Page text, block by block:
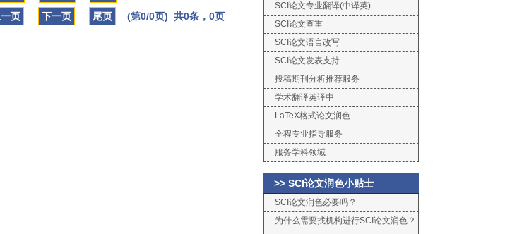
一页 下一页 尾页 (第0/0页) 共0条，0页
SCI论文专业翻译(中译英)
SCI论文查重
SCI论文语言改写
SCI论文发表支持
投稿期刊分析推荐服务
学术翻译英译中
LaTeX格式论文润色
全程专业指导服务
服务学科领域
>> SCI论文润色小贴士
SCI论文润色必要吗？
为什么需要找机构进行SCI论文润色？